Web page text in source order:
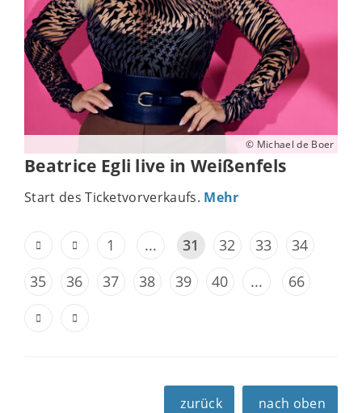
© Michael de Boer
Beatrice Egli live in Weißenfels
Start des Ticketvorverkaufs. Mehr
1 ... 31 32 33
34
35
36 37 38 39 40 ... 66
zurück nach oben